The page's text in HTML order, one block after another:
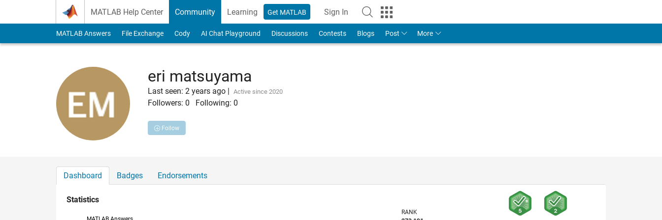
MATLAB Help Center Community Learning Get MATLAB Sign In
MATLAB Answers File Exchange Cody AI Chat Playground Discussions Contests Blogs Post More
eri matsuyama
Last seen: 2 years ago | Active since 2020
Followers: 0 Following: 0
Follow
Dashboard Badges Endorsements
Statistics
RANK